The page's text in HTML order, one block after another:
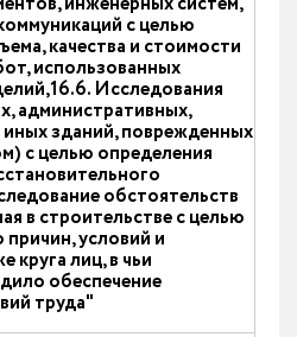
с целью
качества и стоимости
использованных
Исследования
административных,
зданий, поврежденных
с целью определения
обстоятельств
в строительстве с целью
причин, условий и
круга лиц, в чьи
обеспечение
труда"